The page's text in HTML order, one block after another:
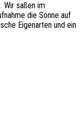
Wir saßen im
die Sonne auf
Eigenarten und ein